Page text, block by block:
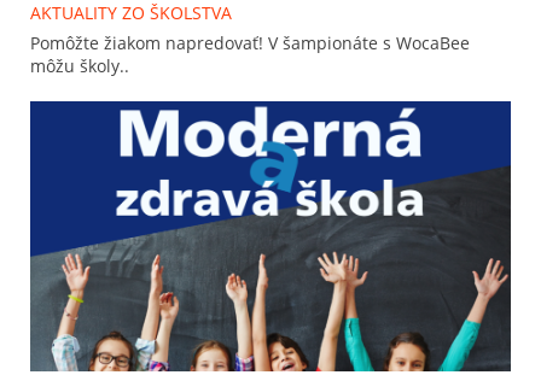
AKTUALITY ZO ŠKOLSTVA
Pomôžte žiakom napredovať! V šampionáte s WocaBee
môžu školy..